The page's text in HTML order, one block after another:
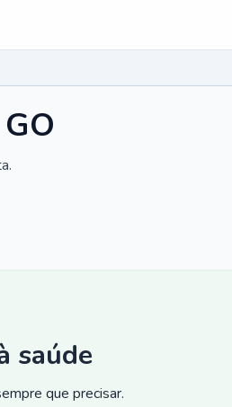
saúde
que precisar.